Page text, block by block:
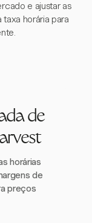
e ajustar as
horária para
de
horárias
de
preços